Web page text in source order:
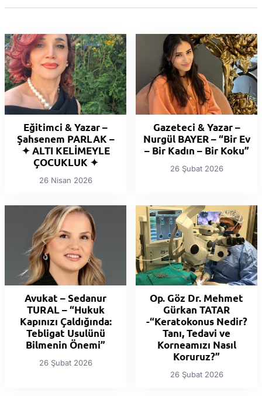
Eğitimci & Yazar –
Şahsenem PARLAK –
✦ ALTI KELİMEYLE
ÇOCUKLUK ✦
26 Nisan 2026
Gazeteci & Yazar –
Nurgül BAYER – “Bir Ev
– Bir Kadın – Bir Koku”
26 Şubat 2026
Avukat – Sedanur
TURAL – “Hukuk
Kapınızı Çaldığında:
Tebligat Usulünü
Bilmenin Önemi”
26 Şubat 2026
Op. Göz Dr. Mehmet
Gürkan TATAR
-“Keratokonus Nedir?
Tanı, Tedavi ve
Korneamızı Nasıl
Koruruz?”
26 Şubat 2026